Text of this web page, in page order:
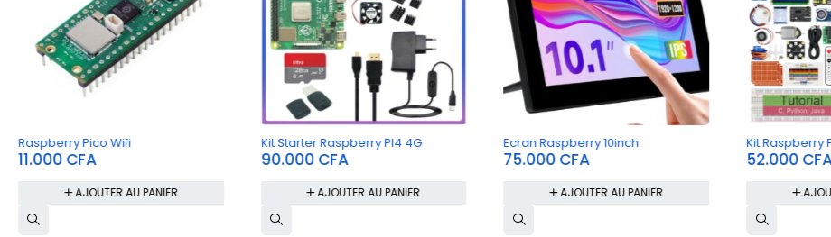
Raspberry Pico Wifi
11.000 CFA
AJOUTER AU PANIER
Kit Starter Raspberry PI4 4G
90.000 CFA
AJOUTER AU PANIER
Ecran Raspberry 10inch
75.000 CFA
AJOUTER AU PANIER
Kit Raspberry
52.000